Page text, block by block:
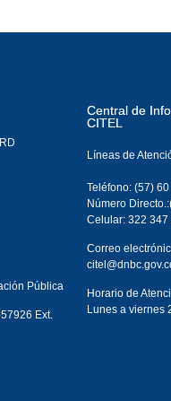
Pública
Ext.
Central de
CITEL
Líneas de
Teléfono: (57)
Número
Celular: 322
Correo
Horario de
Lunes a viernes